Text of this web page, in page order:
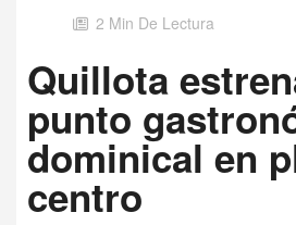
2 Min De Lectura
Quillota
punto
dominical en
centro